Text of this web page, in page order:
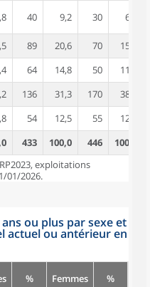
40 9,2 30 6,8
89 20,6 70
15,8
64 14,8 50
11,3
136 31,3 170
38,0
54 12,5 55
12,4
433 100,0 446
100,0
exploitations
01/2026.
ou plus par sexe et
actuel ou antérieur en
% Femmes %